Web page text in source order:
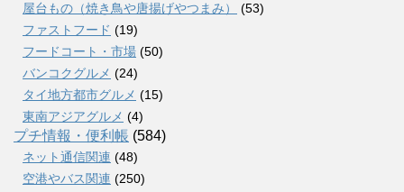
屋台もの（焼き鳥や唐揚げやつまみ）
(53)
ファストフード (19)
フードコート・市場 (50)
バンコクグルメ (24)
タイ地方都市グルメ (15)
東南アジアグルメ (4)
プチ情報・便利帳 (584)
ネット通信関連 (48)
空港やバス関連 (250)